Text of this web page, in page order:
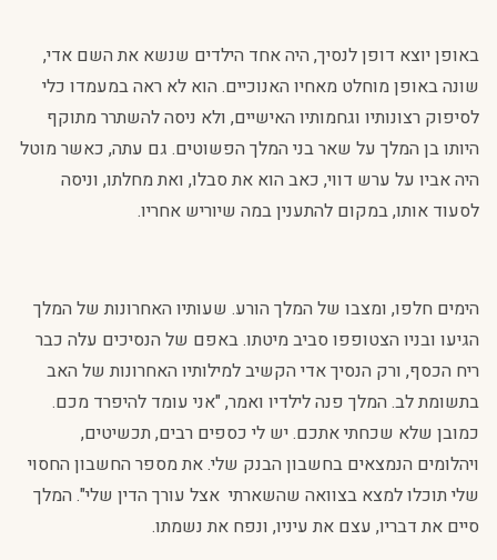
באופן יוצא דופן לנסיך, היה אחד הילדים שנשא את השם אדי,
שונה באופן מוחלט מאחיו האנוכיים. הוא לא ראה במעמדו כלי
לסיפוק רצונותיו וגחמותיו האישיים, ולא ניסה להשתרר מתוקף
היותו בן המלך על שאר בני המלך הפשוטים. גם עתה, כאשר מוטל
היה אביו על ערש דווי, כאב הוא את סבלו, ואת מחלתו, וניסה
לסעוד אותו, במקום להתענין במה שיוריש אחריו.
הימים חלפו, ומצבו של המלך הורע. שעותיו האחרונות של המלך
הגיעו ובניו הצטופפו סביב מיטתו. באפם של הנסיכים עלה כבר
ריח הכסף, ורק הנסיך אדי הקשיב למילותיו האחרונות של האב
בתשומת לב. המלך פנה לילדיו ואמר, "אני עומד להיפרד מכם.
כמובן שלא שכחתי אתכם. יש לי כספים רבים, תכשיטים,
ויהלומים הנמצאים בחשבון הבנק שלי. את מספר החשבון החסוי
שלי תוכלו למצא בצוואה שהשארתי אצל עורך הדין שלי". המלך
סיים את דבריו, עצם את עיניו, ונפח את נשמתו.